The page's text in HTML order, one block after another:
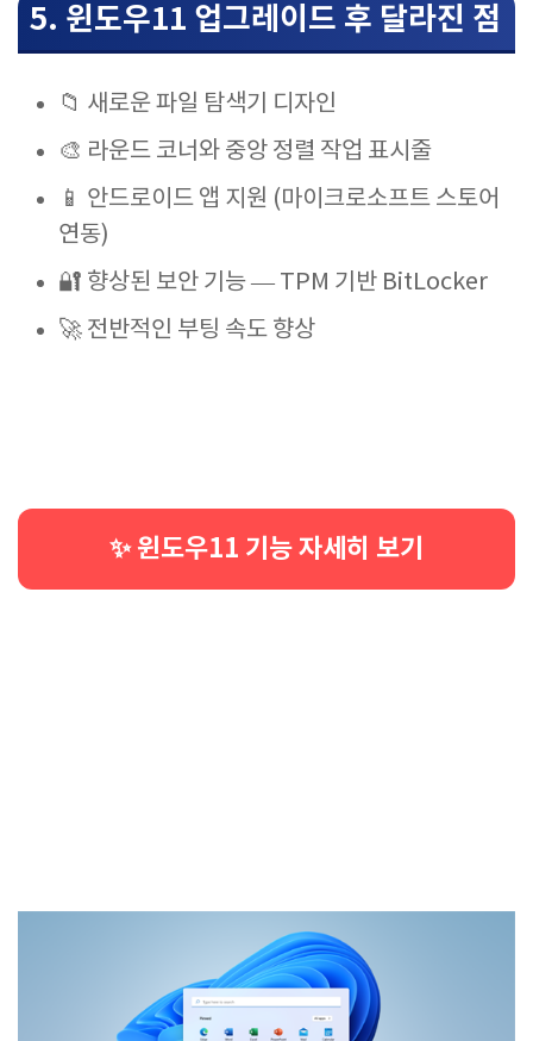
5. 윈도우11 업그레이드 후 달라진 점
📁 새로운 파일 탐색기 디자인
🎨 라운드 코너와 중앙 정렬 작업 표시줄
📱 안드로이드 앱 지원 (마이크로소프트 스토어
연동)
🔐 향상된 보안 기능 — TPM 기반 BitLocker
🚀 전반적인 부팅 속도 향상
✨ 윈도우11 기능 자세히 보기